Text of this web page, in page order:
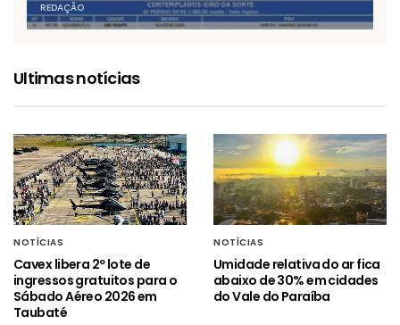
REDAÇÃO
Ultimas notícias
NOTÍCIAS
Cavex libera 2º lote de
ingressos gratuitos para o
Sábado Aéreo 2026 em
Taubaté
NOTÍCIAS
Umidade relativa do ar fica
abaixo de 30% em cidades
do Vale do Paraíba